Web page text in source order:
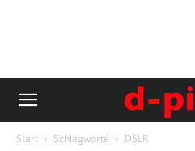
Start Schlagworte DSLR